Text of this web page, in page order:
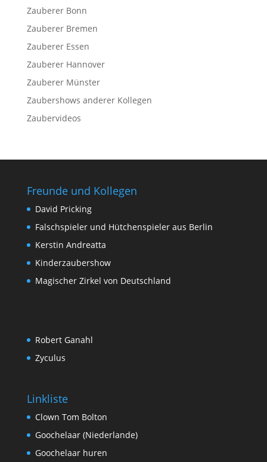
Zauberer Bonn
Zauberer Bremen
Zauberer Essen
Zauberer Hannover
Zauberer Münster
Zaubershows anderer Kollegen
Zaubervideos
Freunde und Kollegen
David Pricking
Falschspieler und Hütchenspieler aus Berlin
Kerstin Andreatta
Kinderzaubershow
Magischer Zirkel von Deutschland
Robert Ganahl
Zyculus
Linkliste
Clown Tom Bolton
Goochelaar (Niederlande)
Goochelaar huren